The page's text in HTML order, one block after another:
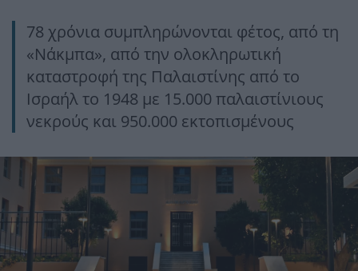
78 χρόνια συμπληρώνονται φέτος, από τη
«Νάκμπα», από την ολοκληρωτική
καταστροφή της Παλαιστίνης από το
Ισραήλ το 1948 με 15.000 παλαιστίνιους
νεκρούς και 950.000 εκτοπισμένους